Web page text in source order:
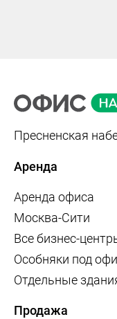
Пресненская
Аренда
Аренда офиса
Москва-Сити
Все бизнес-
Особняки под
Отдельные
Продажа